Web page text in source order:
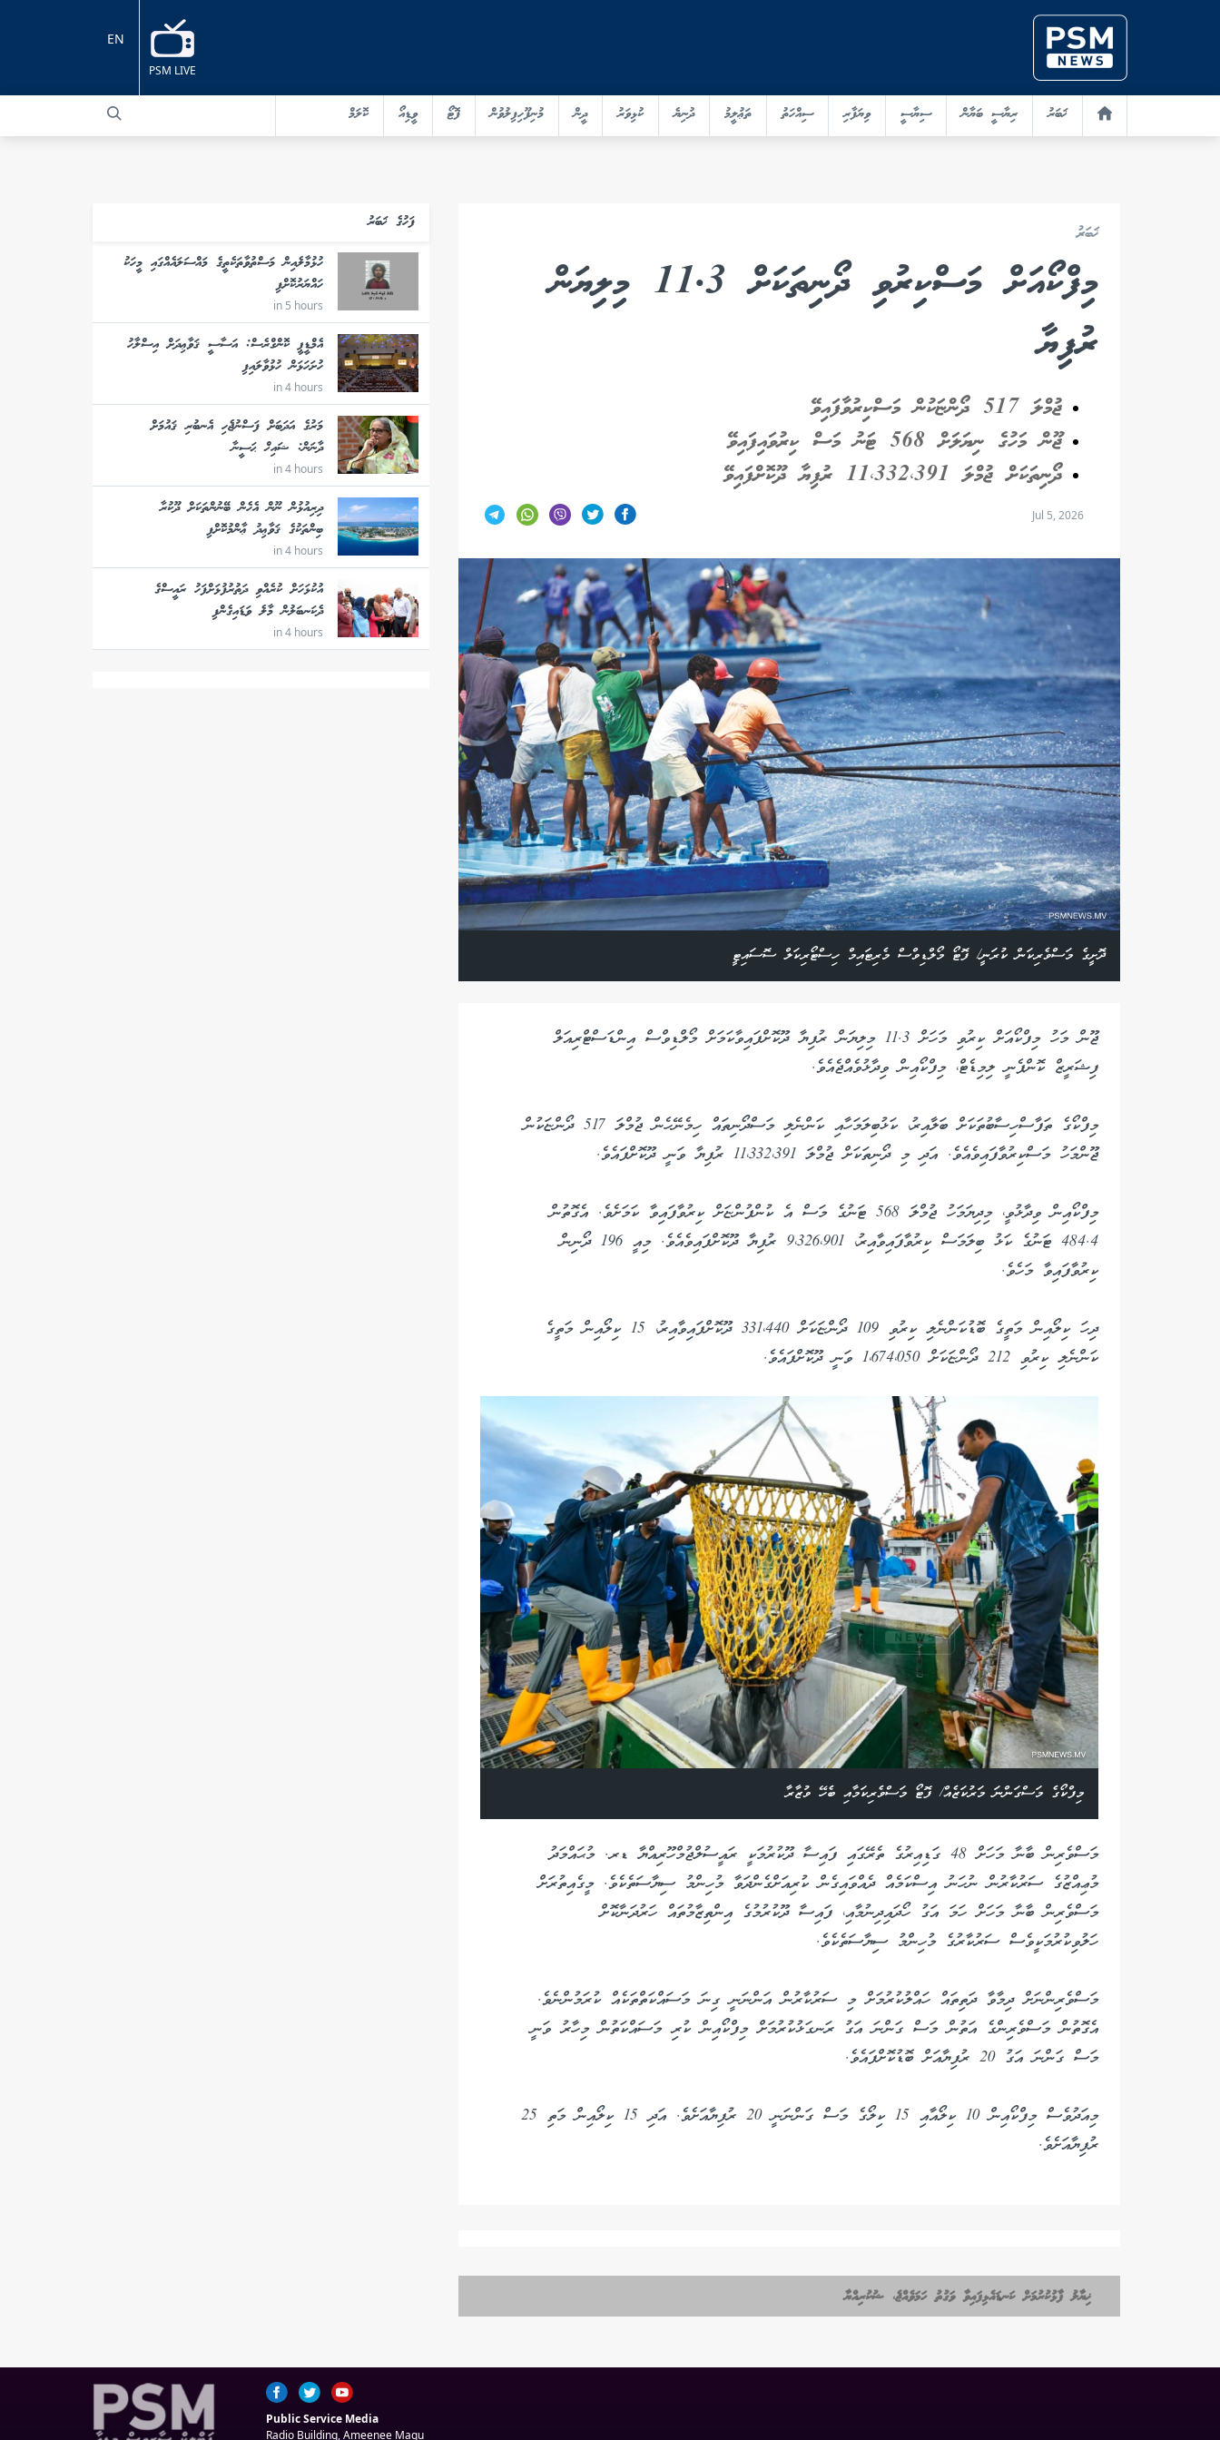
PSM LIVE
EN
ޚަބަރު ރިޔާސީ ބަޔާން ސިޔާސީ ވިޔަފާރި ސިއްހަތު ތަޢުލީމު ދުނިޔެ ކުޅިވަރު ދީން މުނިފޫހިފިލުވުން ފޮޓޯ ވީޑިއޯ ކޮލަމް
ޚަބަރު
މިފްކޯއަށް މަސްކިރުވި ދޯނިތަކަށް 11.3 މިލިޔަން
ރުފިޔާ
ޖުމްލަ 517 ދޯންޏަކުން މަސްކިރުވާފައިވޭ
ޖޫން މަހުގެ ނިޔަލަށް 568 ޓަނު މަސް ކިރުވައިފައިވޭ
ދޯނިތަކަށް ޖުމްލަ 11،332،391 ރުފިޔާ ދޫކޮށްފައިވޭ
Jul 5, 2026
ދޮށީގެ މަސްވެރިކަން ކުރަނީ/ ފޮޓޯ މޯލްޑިވްސް މެރިޓައިމް ހިސްޓޯރިކަލް ސޮސައިޓީ
ޖޫން މަހު މިފްކޯއަށް ކިރުވި މަހަށް 11.3 މިލިޔަން ރުފިޔާ ދޫކޮށްފައިވާކަމަށް މޯލްޑިވްސް އިންޑަސްޓްރިއަލް
ފިޝަރީޒް ކޮންޕެނީ ލިމިޑެޓް، މިފްކޯއިން ވިދާޅުވެއްޖެއެވެ.
މިފްކޯގެ ތަފާސްހިސާބުތަކަށް ބަލާއިރު، ކަޅުބިލަމަހާއި ކަންނެލި މަސްދޯނިތައް ހިމެނޭހެން ޖުމްލަ 517 ދޯންޏަކުން
ޖޫންމަހު މަސްކިރުވާފައިވެއެވެ. އަދި މި ދޯނިތަކަށް ޖުމްލަ 11،332،391 ރުފިޔާ ވަނީ ދޫކޮށްފައެވެ.
މިފްކޯއިން ވިދާޅުވީ، މިދިޔަމަހު ޖުމްލަ 568 ޓަނުގެ މަސް އެ ކުންފުންޏަށް ކިރުވާފައިވާ ކަމަށެވެ. އެގޮތުން
484.4 ޓަނުގެ ކަޅު ބިލަމަސް ކިރުވާފައިވާއިރު، 9،326،901 ރުފިޔާ ދޫކޮށްފައިވެއެވެ. މިއީ 196 ދޯނިން
ކިރުވާފައިވާ މަހެވެ.
ދިހަ ކިލޯއިން މަތީގެ ބޮޑުކަންނެލި ކިރުވި 109 ދޯންޏަކަށް 331،440 ދޫކޮށްފައިވާއިރު، 15 ކިލޯއިން މަތީގެ
ކަންނެލި ކިރުވި 212 ދޯންޏަކަށް 1،674،050 ވަނީ ދޫކޮށްފައެވެ.
މިފްކޯގެ މަސްގަންނަ މަރުކަޒެއް/ ފޮޓޯ މަސްވެރިކަމާއި ބެހޭ ވުޒާރާ
މަސްވެރިން ބާނާ މަހަށް 48 ގަޑިއިރުގެ ތެރޭގައި ފައިސާ ދޫކުރުމަކީ ރައީސުލްޖުމްހޫރިއްޔާ ޑރ. މުޙައްމަދު
މުޢިއްޒުގެ ސަރުކާރުން ނުހަނު އިސްކަމެއް ދެއްވައިގެން ކުރިއަށްގެންދަވާ މުހިންމު ސިޔާސަތެކެވެ. މީގެއިތުރަށް
މަސްވެރިން ބާނާ މަހަށް ހަމަ އަގު ހޯދައިދިނުމާއި، ފައިސާ ދޫކުރުމުގެ އިންތިޒާމުތައް ހަރުދަނާކޮށް
ހަލުވިކުރުމަކީވެސް ސަރުކާރުގެ މުހިންމު ސިޔާސަތެކެވެ.
މަސްވެރިންނަށް ދިމާވާ ދަތިތައް ހައްލުކުރުމަށް މި ސަރުކާރުން އަންނަނީ ގިނަ މަސައްކަތްތަކެއް ކުރަމުންނެވެ.
އެގޮތުން މަސްވެރިންގެ އަތުން މަސް ގަންނަ އަގު ރަނގަޅުކުރުމަށް މިފްކޯއިން ކުރި މަސައްކަތުން މިހާރު ވަނީ
މަސް ގަންނަ އަގު 20 ރުފިޔާއަށް ބޮޑުކޮށްފައެވެ.
މިއަދުވެސް މިފްކޯއިން 10 ކިލޯއާއި 15 ކިލޯގެ މަސް ގަންނަނީ 20 ރުފިޔާއަށެވެ. އަދި 15 ކިލޯއިން މަތި 25
ރުފިޔާއަށެވެ.
ޚިޔާލު ފާޅުކުރުމަށް ކަނޑައެޅިފައިވާ ވަގުތު ހަމަވެއްޖެ، ޝުކުރިއްޔާ
ފަހުގެ ޚަބަރު
ހުޅުމާލެއިން މަސްތުވާތަކެތީގެ މައްސަލައެއްގައި މީހަކު
ހައްޔަރުކޮށްފި
in 5 hours
އެމްޑީޕީ ކޮންގްރެސް: އަސާސީ ޤަވާޢިދަށް އިސްލާހު
ހުށަހަޅަން ހުޅުވާލައިފި
in 4 hours
މަރުގެ އަދަބަށް ފަސްނުޖެހި އެނބުރި ޤައުމަށް
ދާނަން: ޝައިޚް ޙަސީނާ
in 4 hours
ދިރިއުޅުން ނޫން އެހެން ބޭނުންތަކަށް ދޫކުރާ
ބިންތަކުގެ ޤަވާޢިދު ޢާންމުކޮށްފި
in 4 hours
އުކުޅަހަށް ކުރެއްވި ދަތުރުފުޅަށްފަހު ރައީސްގެ
ދެކަނބަލުން މާލެ ވަޑައިގެންފި
in 4 hours
Public Service Media
Radio Building, Ameenee Magu